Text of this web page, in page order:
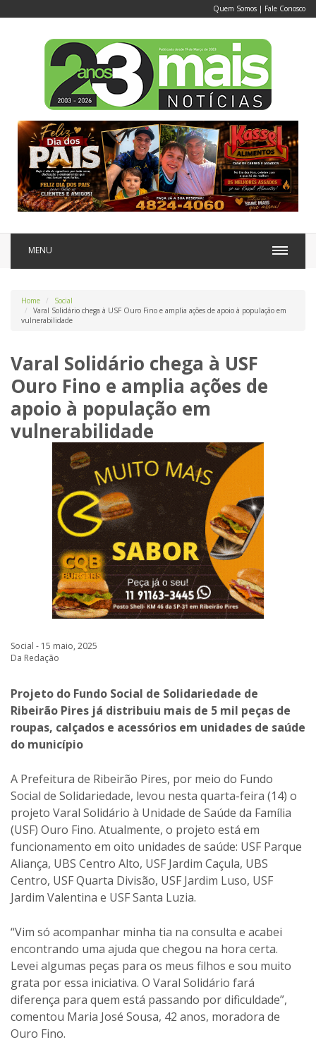
Quem Somos | Fale Conosco
MENU
Home
Social
Varal Solidário chega à USF Ouro Fino e amplia ações de apoio à população em
vulnerabilidade
Varal Solidário chega à USF
Ouro Fino e amplia ações de
apoio à população em
vulnerabilidade
Social - 15 maio, 2025
Da Redação
Projeto do Fundo Social de Solidariedade de
Ribeirão Pires já distribuiu mais de 5 mil peças de
roupas, calçados e acessórios em unidades de saúde
do município
A Prefeitura de Ribeirão Pires, por meio do Fundo
Social de Solidariedade, levou nesta quarta-feira (14) o
projeto Varal Solidário à Unidade de Saúde da Família
(USF) Ouro Fino. Atualmente, o projeto está em
funcionamento em oito unidades de saúde: USF Parque
Aliança, UBS Centro Alto, USF Jardim Caçula, UBS
Centro, USF Quarta Divisão, USF Jardim Luso, USF
Jardim Valentina e USF Santa Luzia.
“Vim só acompanhar minha tia na consulta e acabei
encontrando uma ajuda que chegou na hora certa.
Levei algumas peças para os meus filhos e sou muito
grata por essa iniciativa. O Varal Solidário fará
diferença para quem está passando por dificuldade”,
comentou Maria José Sousa, 42 anos, moradora de
Ouro Fino.